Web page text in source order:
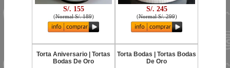
S/. 155
(Normal S/. 189)
S/. 245
(Normal S/. 299)
Torta Aniversario | Tortas
Bodas De Oro
Torta Bodas | Tortas Bodas
De Oro